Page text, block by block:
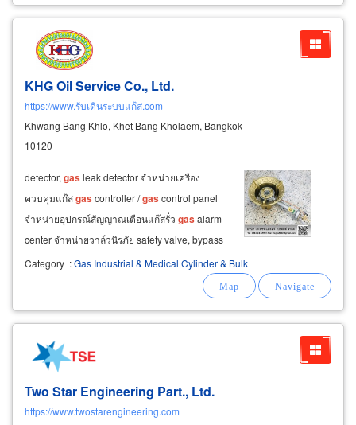
KHG Oil Service Co., Ltd.
https://www.รับเดินระบบแก๊ส.com
Khwang Bang Khlo, Khet Bang Kholaem, Bangkok
10120
detector, gasleak detector จำหน่ายเครื่อง
ควบคุมแก๊สgascontroller /gascontrol panel
จำหน่ายอุปกรณ์สัญญาณเตือนแก๊สรั่ว gasalarm
center จำหน่ายวาล์วนิรภัย safety valve, bypass
valves, emergency shut off valve, internal
valve, solenoid valve จำหน่ายบอลวาล์วทอง
Category :Gas Industrial & Medical Cylinder & Bulk
Two Star Engineering Part., Ltd.
https://www.twostarengineering.com